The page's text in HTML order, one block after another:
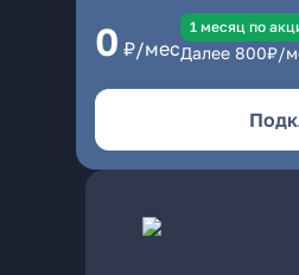
0 ₽/мес
1 месяц по
Далее 800₽/